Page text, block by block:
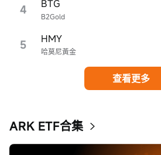
4 B2Gold
BTG
5 哈莫尼黃金
HMY
查看更多
ARK ETF合集